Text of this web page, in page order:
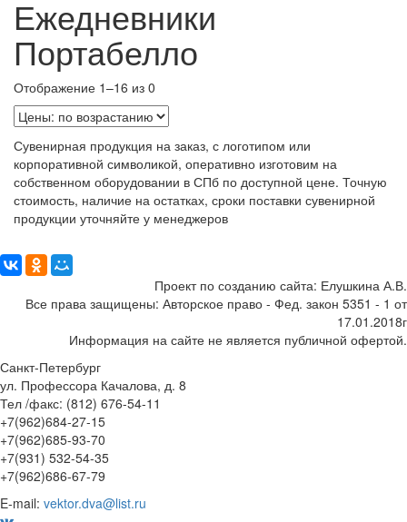
Ежедневники
Портабелло
Отображение 1–16 из 0
Сувенирная продукция на заказ, с логотипом или
корпоративной символикой, оперативно изготовим на
собственном оборудовании в СПб по доступной цене. Точную
стоимость, наличие на остатках, сроки поставки сувенирной
продукции уточняйте у менеджеров
Проект по созданию сайта: Елушкина А.В.
Все права защищены: Авторское право - Фед. закон 5351 - 1 от
17.01.2018г
Информация на сайте не является публичной офертой.
Санкт-Петербург
ул. Профессора Качалова, д. 8
Тел /факс: (812) 676-54-11
+7(962)684-27-15
+7(962)685-93-70
+7(931) 532-54-35
+7(962)686-67-79
E-mail: vektor.dva@list.ru